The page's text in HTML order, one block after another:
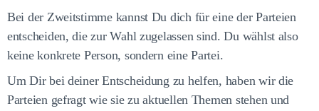
Bei der Zweitstimme kannst Du dich für eine der Parteien
entscheiden, die zur Wahl zugelassen sind. Du wählst also
keine konkrete Person, sondern eine Partei.
Um Dir bei deiner Entscheidung zu helfen, haben wir die
Parteien gefragt wie sie zu aktuellen Themen stehen und